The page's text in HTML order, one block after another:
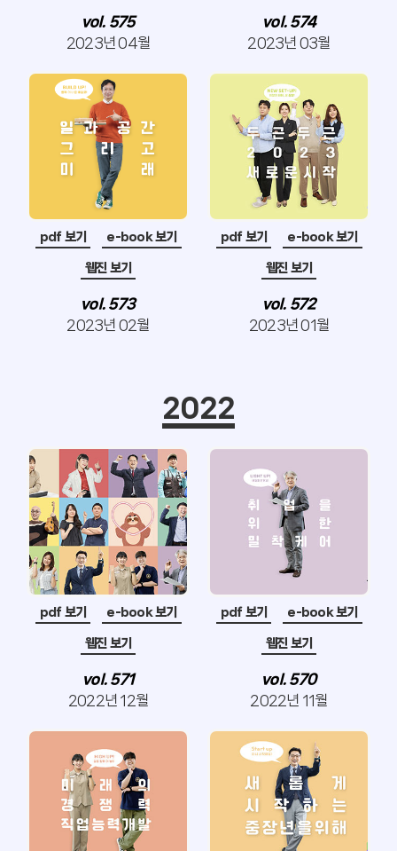
vol. 575
2023년 04월
vol. 574
2023년 03월
pdf 보기 e-book 보기
웹진 보기
vol. 573
2023년 02월
pdf 보기 e-book 보기
웹진 보기
vol. 572
2023년 01월
2022
pdf 보기 e-book 보기
웹진 보기
vol. 571
2022년 12월
pdf 보기 e-book 보기
웹진 보기
vol. 570
2022년 11월